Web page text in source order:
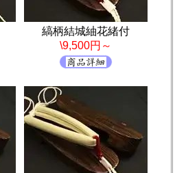
縞柄結城紬花緒付
\9,500円～